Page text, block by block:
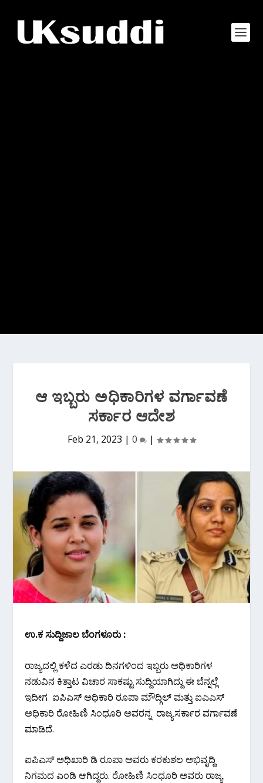
ಆ ಇಬ್ಬರು ಅಧಿಕಾರಿಗಳ ವರ್ಗಾವಣೆ
ಸರ್ಕಾರ ಆದೇಶ
Feb 21, 2023 | 0 |
ಉ.ಕ ಸುದ್ದಿಜಾಲ ಬೆಂಗಳೂರು :
ರಾಜ್ಯದಲ್ಲಿ ಕಳೆದ ಎರಡು ದಿನಗಳಿಂದ ಇಬ್ಬರು ಅಧಿಕಾರಿಗಳ
ನಡುವಿನ ಕಿತ್ತಾಟ ವಿಚಾರ ಸಾಕಷ್ಟು ಸುದ್ದಿಯಾಗಿದ್ದು ಈ ಬೆನ್ನಲ್ಲೆ
ಇದೀಗ ಐಪಿಎಸ್ ಅಧಿಕಾರಿ ರೂಪಾ ಮೌದ್ಗಿಲ್ ಮತ್ತು ಐಎಎಸ್
ಅಧಿಕಾರಿ ರೋಹಿಣಿ ಸಿಂಧೂರಿ ಅವರನ್ನ ರಾಜ್ಯಸರ್ಕಾರ ವರ್ಗಾವಣೆ
ಮಾಡಿದೆ.
ಐಪಿಎಸ್ ಅಧಿಖಾರಿ ಡಿ ರೂಪಾ ಅವರು ಕರಕುಶಲ ಅಭಿವೃದ್ದಿ
ನಿಗಮದ ಎಂಡಿ ಆಗಿದ್ದರು. ರೋಹಿಣಿ ಸಿಂಧೂರಿ ಅವರು ರಾಜ್ಯ